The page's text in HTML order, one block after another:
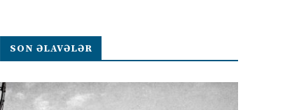
SON ƏLAVƏLƏR